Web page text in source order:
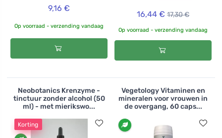
9,16 €
Op voorraad - verzending vandaag
16,44 € 17,30 €
Op voorraad - verzending vandaag
Neobotanics Krenzyme -
tinctuur zonder alcohol (50
ml) - met mierikswo...
Korting
Vegetology Vitaminen en
mineralen voor vrouwen in
de overgang, 60 caps...